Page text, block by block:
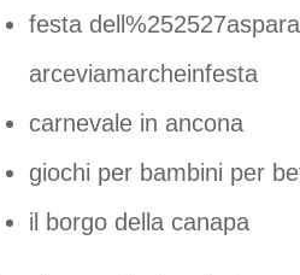
festa
arceviamarcheinfesta
carnevale in ancona
giochi per bambini per
il borgo della canapa